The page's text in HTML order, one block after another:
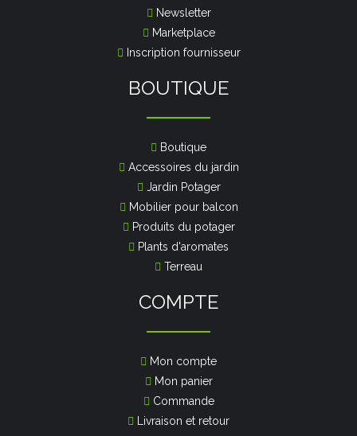
Newsletter
Marketplace
Inscription fournisseur
BOUTIQUE
Boutique
Accessoires du jardin
Jardin Potager
Mobilier pour balcon
Produits du potager
Plants d'aromates
Terreau
COMPTE
Mon compte
Mon panier
Commande
Livraison et retour